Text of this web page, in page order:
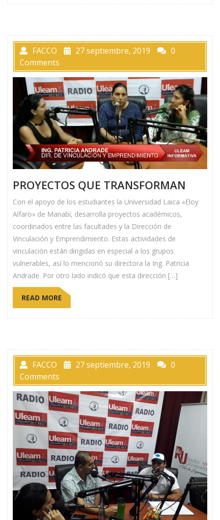
FACCO 27 septiembre, 2019
0
Comments
PROYECTOS QUE TRANSFORMAN
Con el apoyo de los estudiantes la Universidad Laica «Eloy
Alfaro» de Manabí, desarrolla proyectos académicos,
coordinados entre las facultades y la Dirección de
Vinculación y Emprendimiento. Estas actividades de
vinculación están dirigidas en especial a los grupos
vulnerables, así lo mencionó su directora la Ing. Patricia
Andrade. Por otro lado indicó que esta dirección […]
READ MORE
FACCO 27 septiembre, 2019
0
Comments